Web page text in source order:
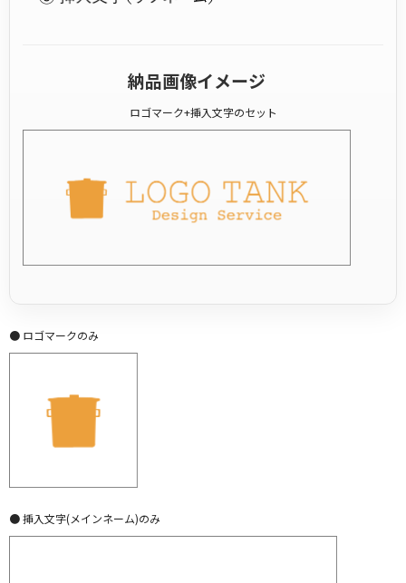
納品画像イメージ
ロゴマーク+挿入文字のセット
● ロゴマークのみ
● 挿入文字(メインネーム)のみ